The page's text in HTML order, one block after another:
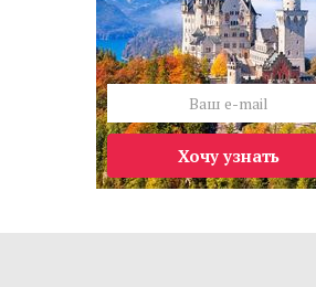
Хочу узнать